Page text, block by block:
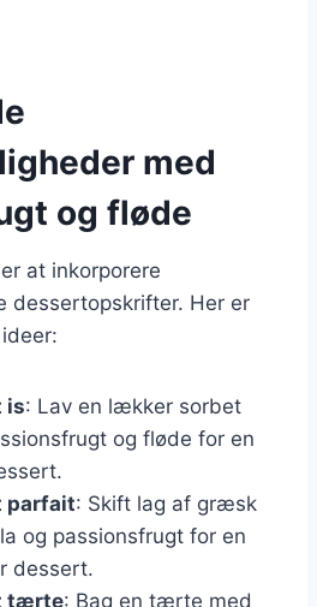
med
og fløde
at inkorporere
dessertopskrifter. Her er
is: Lav en lækker sorbet
og fløde for en
parfait: Skift lag af græsk
og passionsfrugt for en
dessert.
tærte: Bag en tærte med